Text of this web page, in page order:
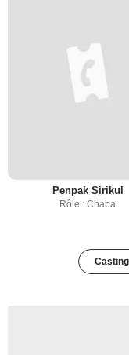
Penpak Sirikul
Rôle : Chaba